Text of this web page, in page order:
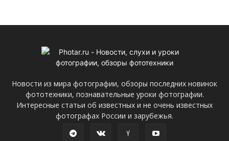
Новости из мира фотографии, обзоры последних новинок
фототехники, познавательные уроки фотографии.
Интересные статьи об известных и не очень известных
фотографах России и зарубежья.